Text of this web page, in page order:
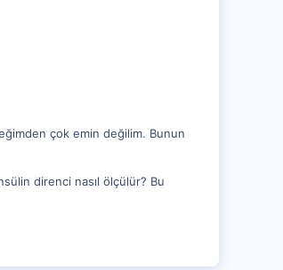
çok emin değilim. Bunun
direnci nasıl ölçülür? Bu